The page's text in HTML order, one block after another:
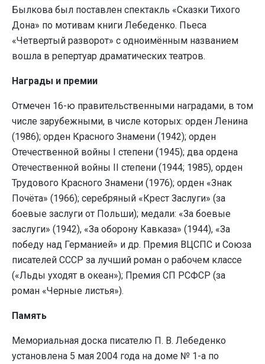
Былкова был поставлен спектакль «Сказки Тихого
Дона» по мотивам книги Лебеденко. Пьеса
«Четвертый разворот» с одноимённым названием
вошла в репертуар драматических театров.
Награды и премии
Отмечен 16-ю правительственными наградами, в том
числе зарубежными, в числе которых: орден Ленина
(1986); орден Красного Знамени (1942); орден
Отечественной войны I степени (1945); два ордена
Отечественной войны II степени (1944; 1985), орден
Трудового Красного Знамени (1976); орден «Знак
Почёта» (1966); серебряный «Крест Заслуги» (за
боевые заслуги от Польши); медали: «За боевые
заслуги» (1942), «За оборону Кавказа» (1944), «За
победу над Германией» и др. Премия ВЦСПС и Союза
писателей СССР за лучший роман о рабочем классе
(«Льды уходят в океан»); Премия СП РСФСР (за
роман «Черные листья»).
Память
Мемориальная доска писателю П. В. Лебеденко
установлена 5 мая 2004 года на доме № 1-а по